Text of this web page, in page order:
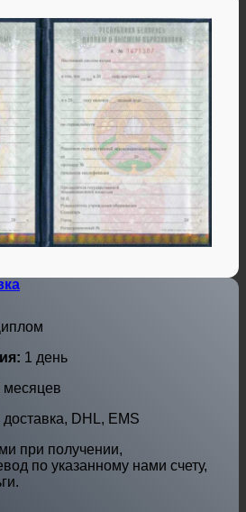
органов
Беларуси
Казахстана
Украины
профессиям
городам
юр. услуги
ЗАГС
1 день
месяцев
DHL, EMS
при получении,
по указанному нами счету,